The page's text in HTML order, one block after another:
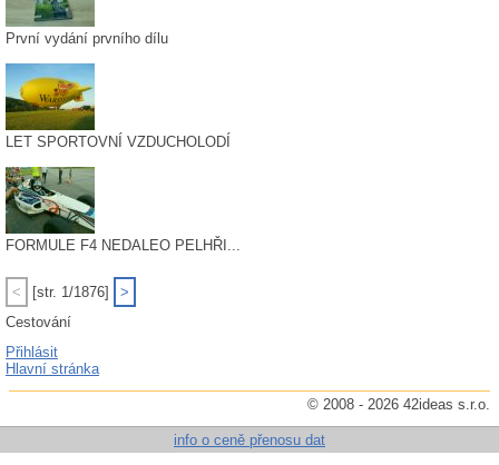
První vydání prvního dílu
LET SPORTOVNÍ VZDUCHOLODÍ
FORMULE F4 NEDALEO PELHŘI...
< [str. 1/1876]
>
Cestování
Přihlásit
Hlavní stránka
© 2008 - 2026 42ideas s.r.o.
info o ceně přenosu dat